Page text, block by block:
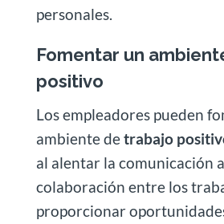
personales.
Fomentar un
positivo
Los empleadores pueden
ambiente detrabajo
al alentar la comunicación
colaboración entre los
proporcionar